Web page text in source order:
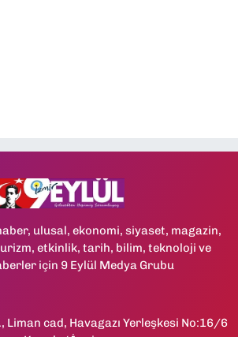
ulusal, ekonomi, siyaset, magazin,
etkinlik, tarih, bilim, teknoloji ve
için 9 Eylül Medya Grubu
Liman cad, Havagazı Yerleşkesi No:16/6